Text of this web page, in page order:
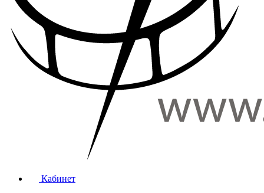
Кабинет